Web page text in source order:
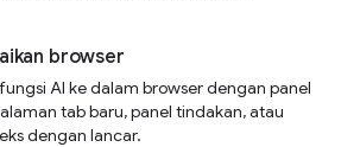
browser
AI ke dalam browser dengan panel
tab baru, panel tindakan, atau
dengan lancar.